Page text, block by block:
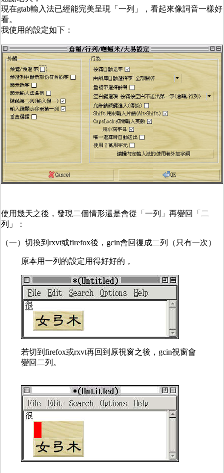
現在gtab輸入法已經能完美呈現「一列」，看起來像詞音一樣好
看。
我使用的設定如下：
使用幾天之後，發現二個情形還是會從「一列」再變回「二
列」：
（一）切換到rxvt或firefox後，gcin會回復成二列（只有一次）
原本用一列的設定用得好好的，
若切到firefox或rxvt再回到原視窗之後，gcin視窗會
變回二列。